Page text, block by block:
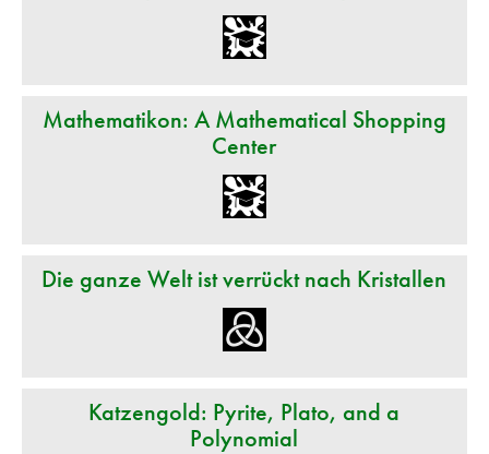
Mathematikon: A Mathematical Shopping
Center
Die ganze Welt ist verrückt nach Kristallen
Katzengold: Pyrite, Plato, and a
Polynomial